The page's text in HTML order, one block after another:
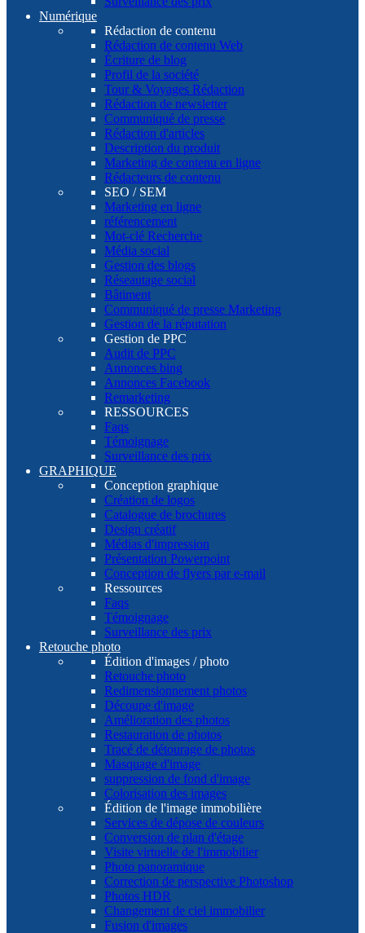
Numérique
Rédaction de contenu
Rédaction de contenu Web
Écriture de blog
Profil de la société
Tour & Voyages Rédaction
Rédaction de newsletter
Communiqué de presse
Rédaction d'articles
Description du produit
Marketing de contenu en ligne
Rédacteurs de contenu
SEO / SEM
Marketing en ligne
référencement
Mot-clé Recherche
Média social
Gestion des blogs
Réseautage social
Bâtiment
Communiqué de presse Marketing
Gestion de la réputation
Gestion de PPC
Audit de PPC
Annonces bing
Annonces Facebook
Remarketing
RESSOURCES
Faqs
Témoignage
Surveillance des prix
GRAPHIQUE
Conception graphique
Création de logos
Catalogue de brochures
Design créatif
Médias d'impression
Présentation Powerpoint
Conception de flyers par e-mail
Ressources
Faqs
Témoignage
Surveillance des prix
Retouche photo
Édition d'images / photo
Retouche photo
Redimensionnement photos
Découpe d'image
Amélioration des photos
Restauration de photos
Tracé de détourage de photos
Masquage d'image
suppression de fond d'image
Colorisation des images
Édition de l'image immobilière
Services de dépose de couleurs
Conversion de plan d'étage
Visite virtuelle de l'immobilier
Photo panoramique
Correction de perspective Photoshop
Photos HDR
Changement de ciel immobilier
Fusion d'images